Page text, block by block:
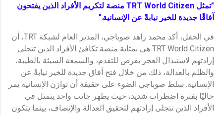
"تمثل TRT World Citizen منصة لتكريم الأفراد الذين يفتحون
آفاقًا جديدة للخير نيابةً عن الإنسانية."
في الحفل، أكد محمد زاهد صوباجي، المدير العام لشبكة TRT، أن
TRT World Citizen هي بمثابة منصة تكافئ الأفراد الذين تتجلى
إرادتهم لاستبدال العجز بفرص للتقدم، والسمعة السيئة بالطيبة،
والظلم بالعدالة، ذلك من خلال فتح آفاق جديدة للخير نيابةً عن
الإنسانية. سلط صوباجي الضوء على حقيقة أن توازن الإنسانية يمر
حاليًا بفترة اضطراب شديد، حيث يظهر جانب واحد يتمثل في
الأفراد الذين تتجلى إرادتهم لتحقيق العدالة والإنصاف، بينما يتكون